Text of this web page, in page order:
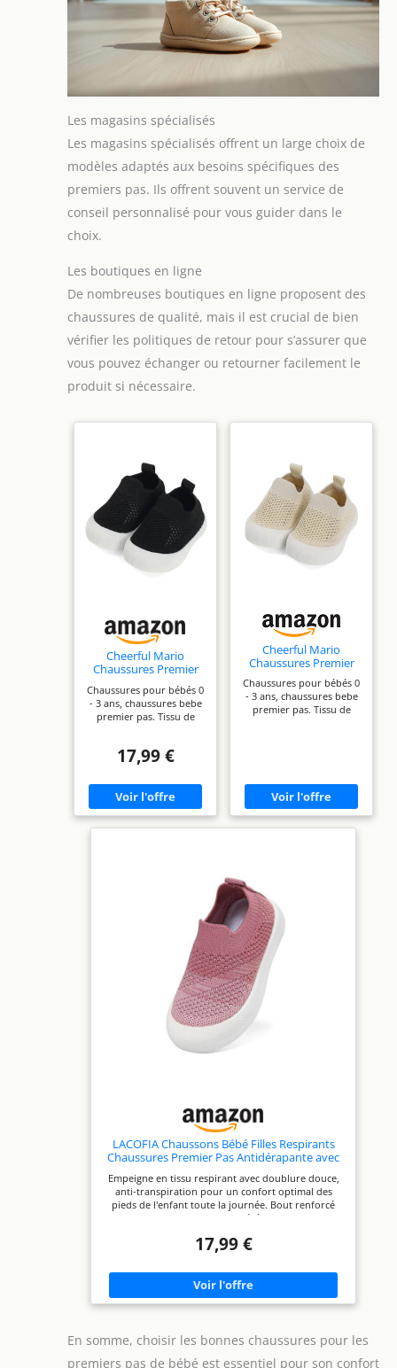
Les magasins spécialisés
Les magasins spécialisés offrent un large choix de
modèles adaptés aux besoins spécifiques des
premiers pas. Ils offrent souvent un service de
conseil personnalisé pour vous guider dans le
choix.
Les boutiques en ligne
De nombreuses boutiques en ligne proposent des
chaussures de qualité, mais il est crucial de bien
vérifier les politiques de retour pour s’assurer que
vous pouvez échanger ou retourner facilement le
produit si nécessaire.
Cheerful Mario
Chaussures Premier
Pas Bebe Garcon Fille
Noir 12-18 Mois
Chaussures pour bébés 0
- 3 ans, chaussures bebe
premier pas. Tissu de
pieds. Semelle flexible
utilisation quotidienne,
marcher, courir, sauter,
grimper, etc. Conception
à tête ronde pour
17,99 €
Cheerful Mario
Chaussures Premier
Pas Bebe Garcon Fille
Kaki 12-18 Mois
Chaussures pour bébés 0
- 3 ans, chaussures bebe
premier pas. Tissu de
marcher, courir, sauter,
grimper, etc. Conception
à tête ronde pour
permettre aux pieds de
fonction de la longueur
du pied de bébé, la taille
est la tranche d'âge
recommandée.
LACOFIA Chaussons Bébé Filles Respirants
Chaussures Premier Pas Antidérapante avec
Empeigne en tissu respirant avec doublure douce,
anti-transpiration pour un confort optimal des
pieds de l'enfant toute la journée. Bout renforcé
anti-choc, semelle en TPR légère, durable et
pas et le développement sain du pied. Fermeture
le bébé, encourageant son indépendance. Style
tendance adapté à toutes les occasions. Idéal pour
le printemps et l'été : promenades, course, jeux,
sports... Offrez à votre bébé une expérience
chaussures varient selon les marques. Nous vous
recommandons de choisir la pointure en fonction
de la longueur de pied de votre bébé.
17,99 €
En somme, choisir les bonnes chaussures pour les
premiers pas de bébé est essentiel pour son confort